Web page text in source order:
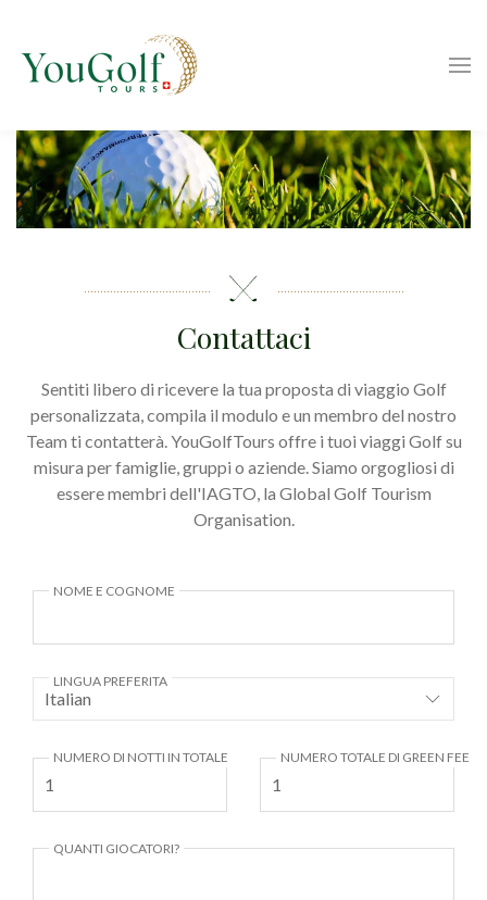
Contattaci
Sentiti libero di ricevere la tua proposta di viaggio Golf
personalizzata, compila il modulo e un membro del nostro
Team ti contatterà. YouGolfTours offre i tuoi viaggi Golf su
misura per famiglie, gruppi o aziende. Siamo orgogliosi di
essere membri dell'IAGTO, la Global Golf Tourism
Organisation.
NOME E COGNOME
LINGUA PREFERITA
NUMERO DI NOTTI IN TOTALE NUMERO TOTALE DI GREEN FEE
QUANTI GIOCATORI?